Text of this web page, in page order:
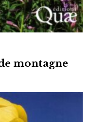
montagne